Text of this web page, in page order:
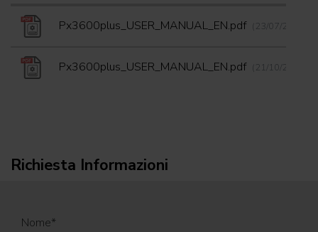
Px3600plus_USER_MANUAL_EN.pdf (23/07/2013)
Px3600plus_USER_MANUAL_EN.pdf (21/10/2013)
Richiesta Informazioni
Nome*